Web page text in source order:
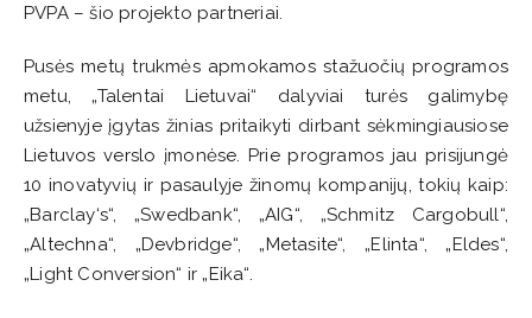
PVPA – šio projekto partneriai.
Pusės metų trukmės apmokamos stažuočių programos
metu, „Talentai Lietuvai“ dalyviai turės galimybę
užsienyje įgytas žinias pritaikyti dirbant sėkmingiausiose
Lietuvos verslo įmonėse. Prie programos jau prisijungė
10 inovatyvių ir pasaulyje žinomų kompanijų, tokių kaip:
„Barclay‘s“, „Swedbank“, „AIG“, „Schmitz Cargobull“,
„Altechna“, „Devbridge“, „Metasite“, „Elinta“, „Eldes“,
„Light Conversion“ ir „Eika“.